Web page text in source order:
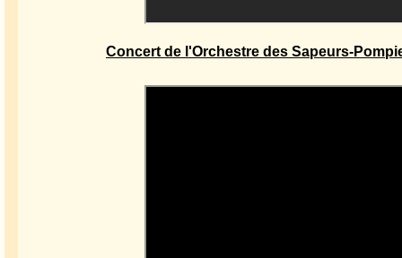
Concert de l'Orchestre des Sapeurs-